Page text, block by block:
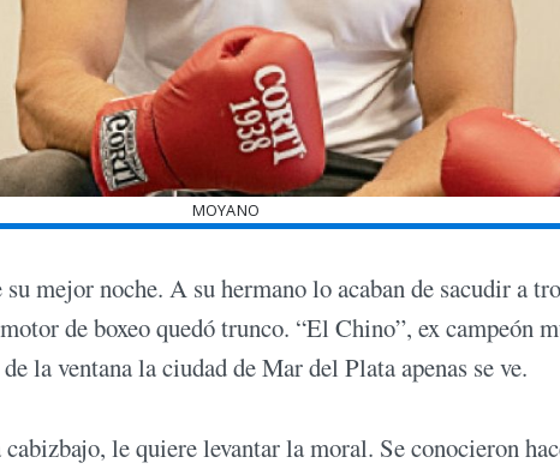
MOYANO
mejor noche. A su hermano lo acaban de sacudir a
de boxeo quedó trunco. “El Chino”, ex campeón
la ventana la ciudad de Mar del Plata apenas se ve.
le quiere levantar la moral. Se conocieron